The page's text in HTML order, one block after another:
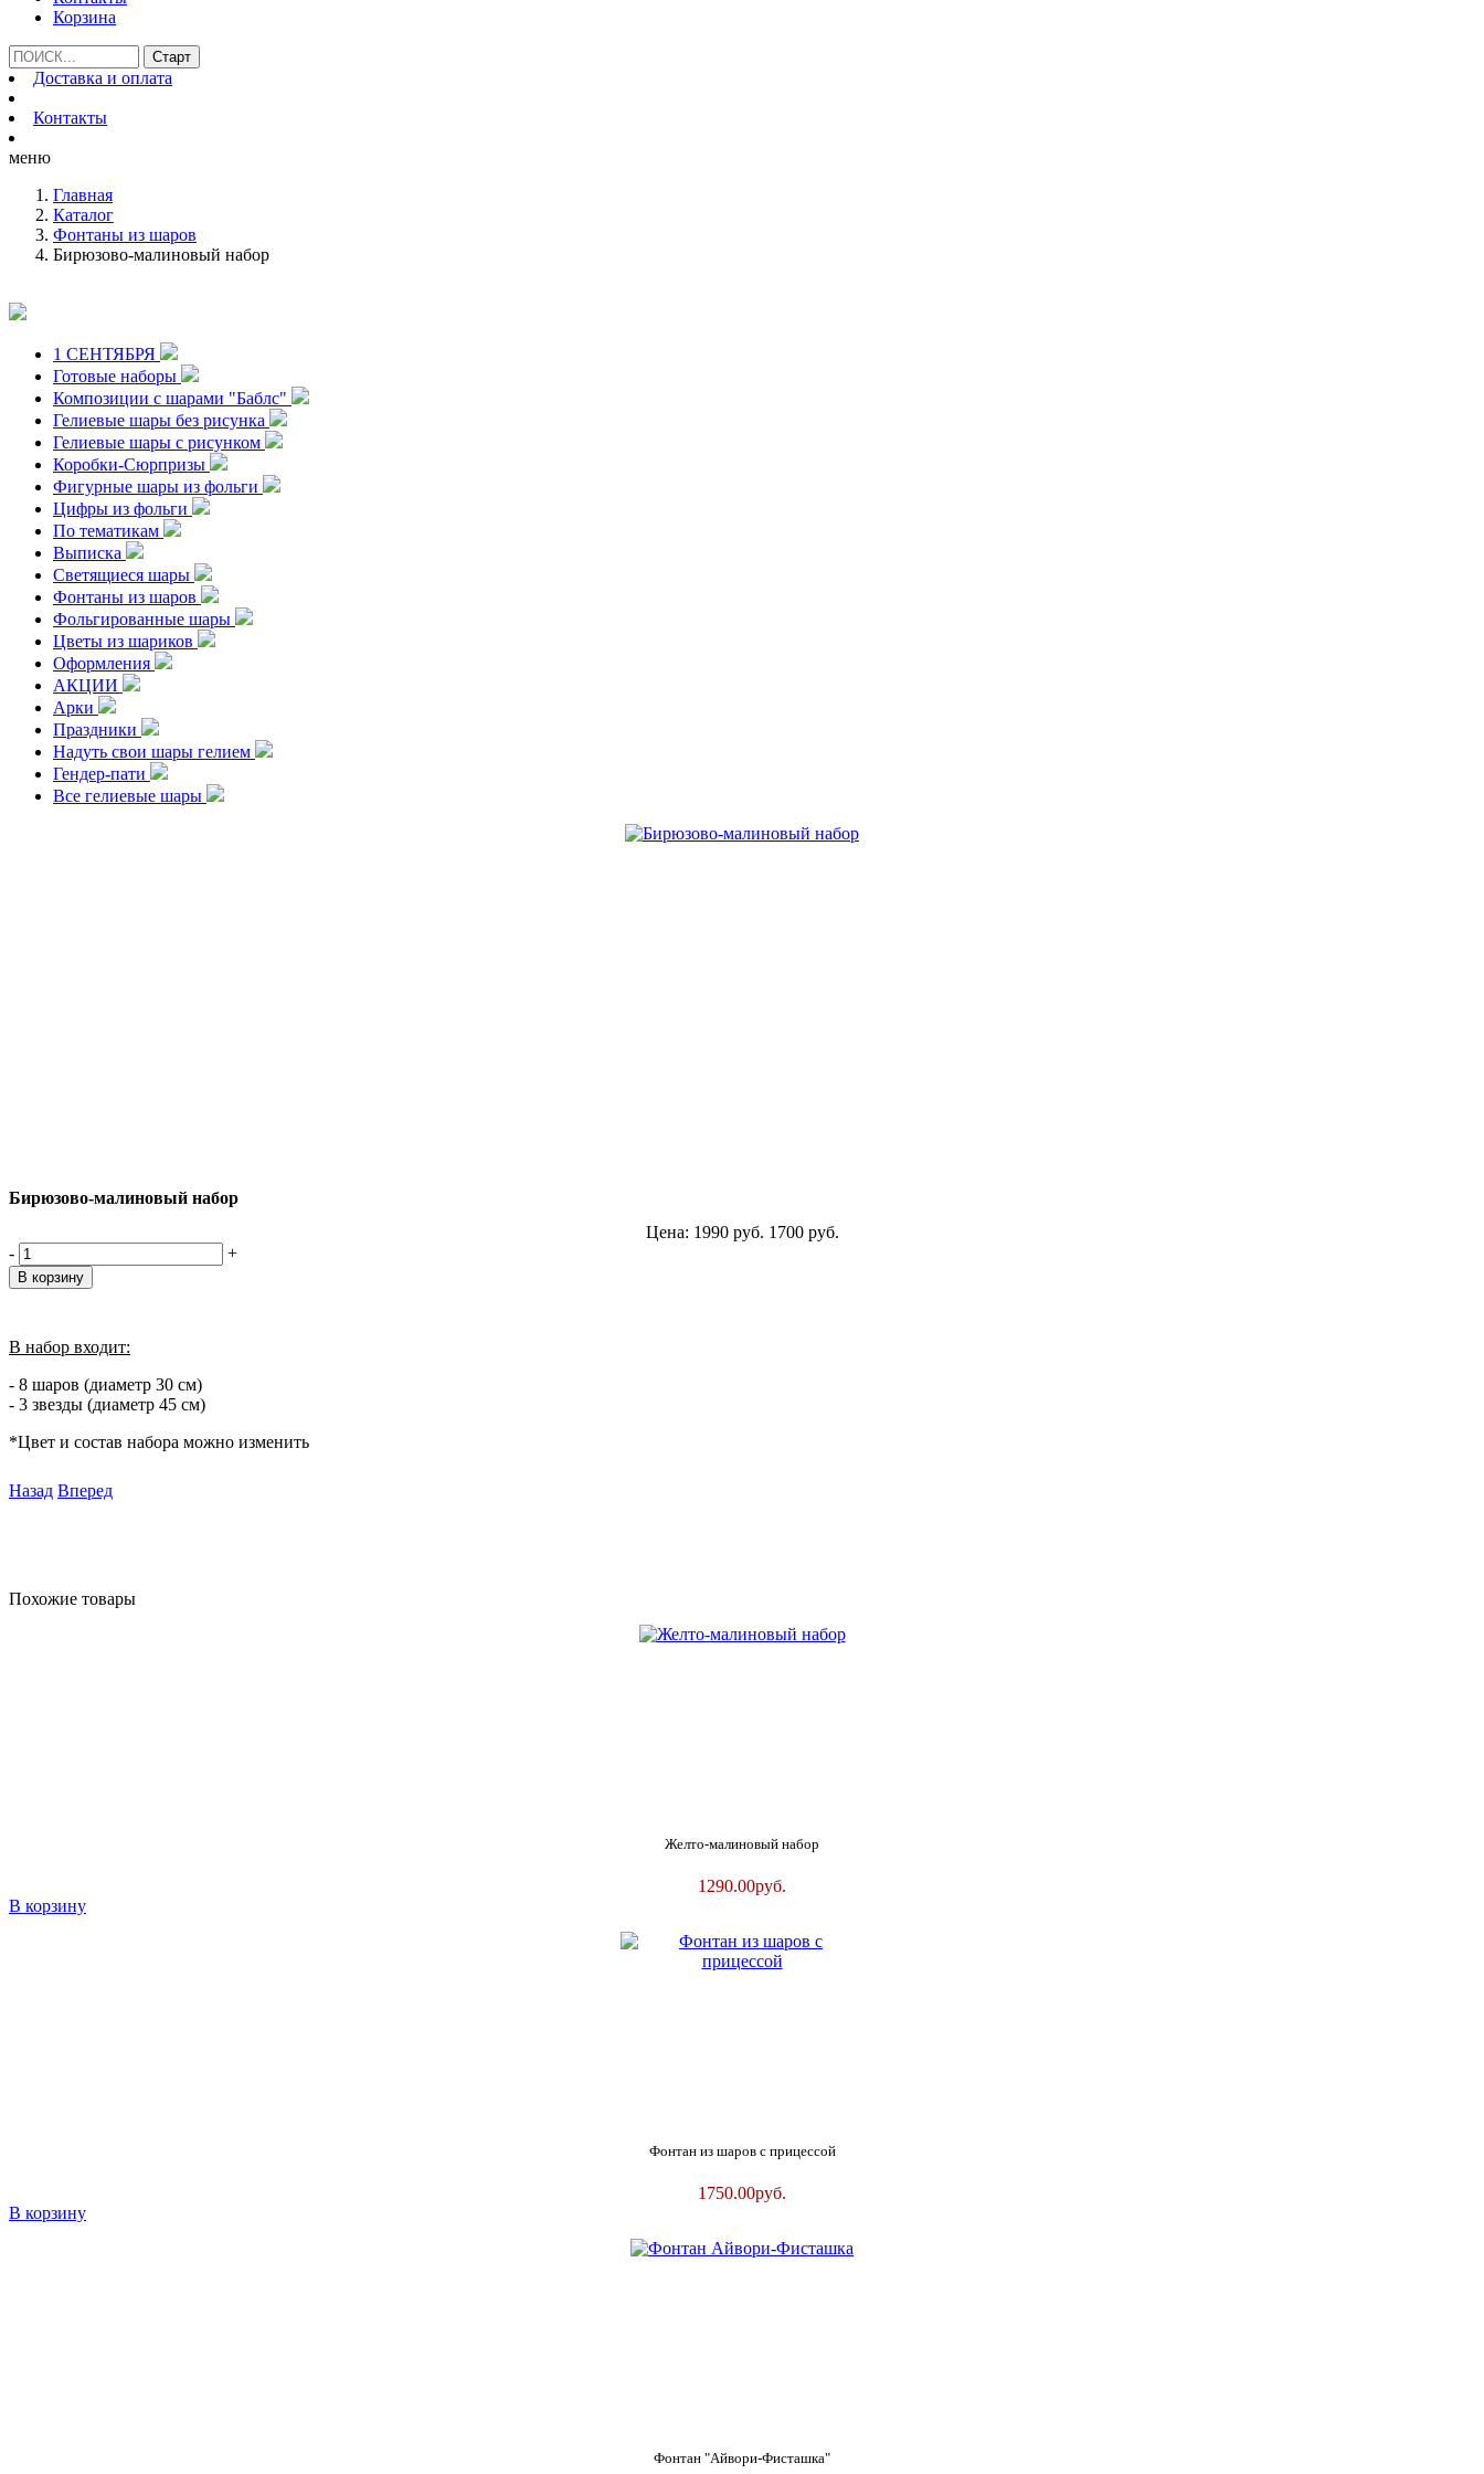
Корзина
Доставка и оплата
Контакты
меню
Главная
Каталог
Фонтаны из шаров
Бирюзово-малиновый набор
1 СЕНТЯБРЯ
Готовые наборы
Композиции с шарами "Баблс"
Гелиевые шары без рисунка
Гелиевые шары с рисунком
Коробки-Сюрпризы
Фигурные шары из фольги
Цифры из фольги
По тематикам
Выписка
Светящиеся шары
Фонтаны из шаров
Фольгированные шары
Цветы из шариков
Оформления
АКЦИИ
Арки
Праздники
Надуть свои шары гелием
Гендер-пати
Все гелиевые шары
Бирюзово-малиновый набор
Цена: 1990 руб. 1700 руб.
-
+
В набор входит:
- 8 шаров (диаметр 30 см)
- 3 звезды (диаметр 45 см)
*Цвет и состав набора можно изменить
Назад Вперед
Похожие товары
Желто-малиновый набор
1290.00руб.
В корзину
Фонтан из шаров с прицессой
1750.00руб.
В корзину
Фонтан "Айвори-Фисташка"